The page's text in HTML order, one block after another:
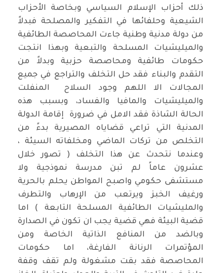
ذلك أحزاب الإسلام السياسي وبخاصة الأحزاب
الشيعية وحلفائها في التفكير والمصلحة فبدلاً
من دولة مدنية وطنية جاءت المحاصصة الطائفية
والميليشيات المسلحة والتبعية وبهذا انتجت
حكومات طائفية ومحاصصة حزبية وبدلاً من
التقدم والبناء فقد حل التخلف والتراجع في جميع
المجالات الا اللهم وجود السلاح المنفلت
والميليشيات والمافيا والفساد، وبسبب هذه
الحالة الشاذة فقد الامل في ضرورة إقامة الدولة
المدنية التي تراعي قضاياه المصيرية بدءً من
التخلص من تركات الماضي ومخلفاته السيئة ،
وعندما نتحدث عن هذا التخلف ( تصور خلال
عشرون عاماً لم تبن مدرسة نموذجية ولا
مستشفى حكومي واصبح المواطن يحلم بالحرية
ورغيف الخبز ويرتعب من الإرهاب والتطرف
والمليشيات الطائفية المسلحة التابعة ) اما
قضية البيئة فهي قضية يجب ان تكون في الصدارة
وبالضد من المنافع الذاتية الخاصة ومن
المؤتمرات الرنانة الفارغة، اما حكومات
المحاصصة فقد بقت مشغولة ولم تقف وقفة